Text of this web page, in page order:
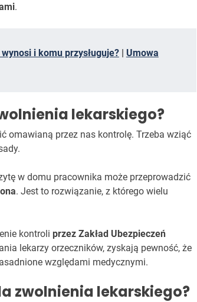
.
i komu przysługuje?| Umowa
lekarskiego?
omawianą przez nas kontrolę. Trzeba wziąć
w domu pracownika może przeprowadzić
. Jest to rozwiązanie, z którego wielu
kontroli przez Zakład Ubezpieczeń
lekarzy orzeczników, zyskają pewność, że
względami medycznymi.
zwolnienia lekarskiego?